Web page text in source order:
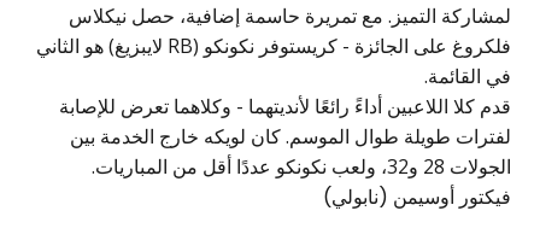
لمشاركة التميز. مع تمريرة حاسمة إضافية، حصل نيكلاس
فلكروغ على الجائزة - كريستوفر نكونكو (RB لايبزيغ) هو الثاني
في القائمة.
قدم كلا اللاعبين أداءً رائعًا لأنديتهما - وكلاهما تعرض للإصابة
لفترات طويلة طوال الموسم. كان لويكه خارج الخدمة بين
الجولات 28 و32، ولعب نكونكو عددًا أقل من المباريات.
فيكتور أوسيمن (نابولي)